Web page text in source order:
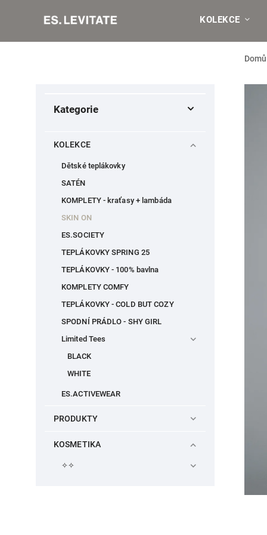
KOLEKCE
Domů
Kategorie
KOLEKCE
Dětské teplákovky
SATÉN
KOMPLETY - kraťasy + lambáda
SKIN ON
ES.SOCIETY
TEPLÁKOVKY SPRING 25
TEPLÁKOVKY - 100% bavlna
KOMPLETY COMFY
TEPLÁKOVKY - COLD BUT COZY
SPODNÍ PRÁDLO - SHY GIRL
Limited Tees
BLACK
WHITE
ES.ACTIVEWEAR
PRODUKTY
KOSMETIKA
✧✧